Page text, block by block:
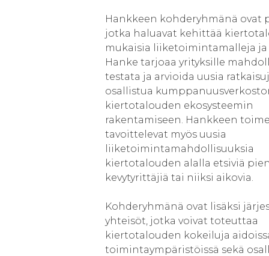
Hankkeen kohderyhmänä ovat
jotka haluavat kehittää
mukaisia liiketoimintamalleja ja
Hanke tarjoaa yrityksille
testata ja arvioida uusia
osallistua
kiertotalouden ekosysteemin
rakentamiseen. Hankkeen
tavoittelevat myös uusia
liiketoimintamahdollisuuksia
kiertotalouden alalla etsiviä
kevytyrittäjiä tai niiksi aikovia.
Kohderyhmänä ovat lisäksi
yhteisöt, jotka voivat toteuttaa
kiertotalouden kokeiluja
toimintaympäristöissä sekä